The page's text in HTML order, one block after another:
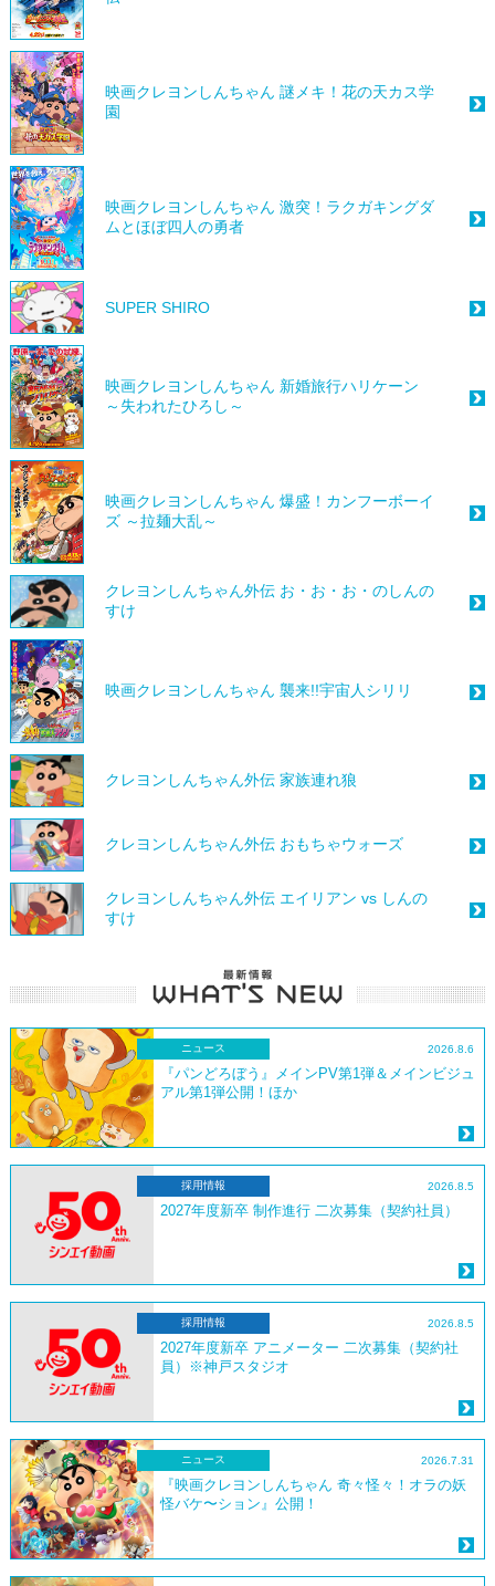
映画クレヨンしんちゃん 謎メキ！花の天カス学
園
映画クレヨンしんちゃん 激突！ラクガキングダ
ムとほぼ四人の勇者
SUPER SHIRO
映画クレヨンしんちゃん 新婚旅行ハリケーン
～失われたひろし～
映画クレヨンしんちゃん 爆盛！カンフーボーイ
ズ ～拉麺大乱～
クレヨンしんちゃん外伝 お・お・お・のしんの
すけ
映画クレヨンしんちゃん 襲来!!宇宙人シリリ
クレヨンしんちゃん外伝 家族連れ狼
クレヨンしんちゃん外伝 おもちゃウォーズ
クレヨンしんちゃん外伝 エイリアン vs しんの
すけ
ニュース 2026.8.6
『パンどろぼう』メインPV第1弾＆メインビジュ
アル第1弾公開！ほか
採用情報 2026.8.5
2027年度新卒 制作進行 二次募集（契約社員）
採用情報 2026.8.5
2027年度新卒 アニメーター 二次募集（契約社
員）※神戸スタジオ
ニュース 2026.7.31
『映画クレヨンしんちゃん 奇々怪々！オラの妖
怪バケ〜ション』公開！